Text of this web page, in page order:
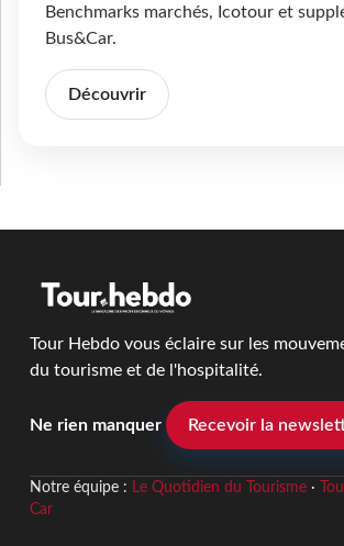
Benchmarks marchés, Icotour et
Bus&Car.
Découvrir
Tour Hebdo vous éclaire sur les
du tourisme et de l'hospitalité.
Ne rien manquer Recevoir la
Notre équipe : Le Quotidien du Tourisme·
Car